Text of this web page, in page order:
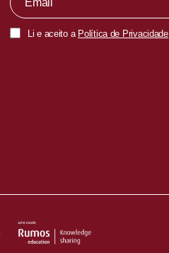
Li e aceito a Política de Privacidade